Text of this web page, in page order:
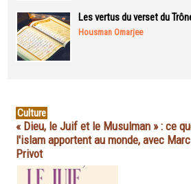
Les vertus du verset du
Housman Omarjee
Culture
« Dieu, le Juif et le Musulman » : ce
l'islam apportent au monde, avec
Privot